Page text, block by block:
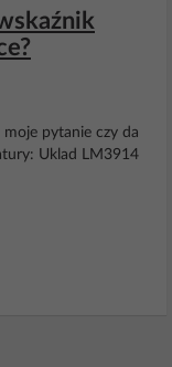
pytanie czy da
Uklad LM3914